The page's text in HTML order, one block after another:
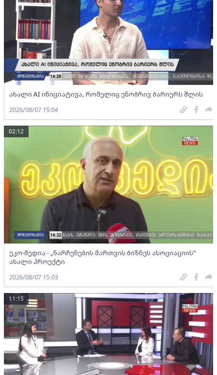
ახალი AI ინიციატივა, რომელიც ენობრივ ბარიერს შლის
2026/08/07 15:04
ეკო-მედია - „ნარჩენების მართვის ბიზნეს ასოციაციის”
ახალი პროექტი
02:12
2026/08/07 15:03
11:15